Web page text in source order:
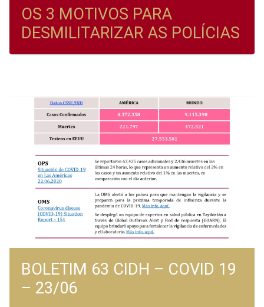
OS 3 MOTIVOS PARA
DESMILITARIZAR AS POLÍCIAS
BOLETIM 63 CIDH – COVID 19
– 23/06